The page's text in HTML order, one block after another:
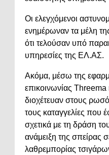
Οι ελεγχόμενοι
ενημέρωναν τα μέλη
ότι τελούσαν υπό
υπηρεσίες της ΕΛ.ΑΣ.
Ακόμα, μέσω της
επικοινωνίας Threema
διοχέτευαν στους
τους καταγγελίες που
σχετικά με τη δράση
ανάμειξη της σπείρας
λαθρεμπορίας